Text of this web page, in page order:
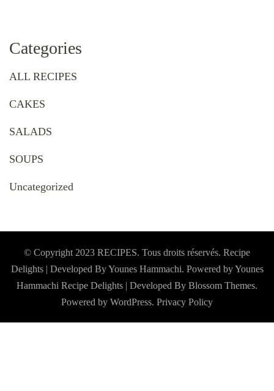
Categories
ALL RECIPES
CAKES
SALADS
SOUPS
Uncategorized
© Copyright 2023 RECIPES. Tous droits réservés. Recipe
Delights | Developed By Younes Hammachi. Powered by Younes
Hammachi Recipe Delights | Developed By Blossom Themes.
Powered by WordPress. Privacy Policy